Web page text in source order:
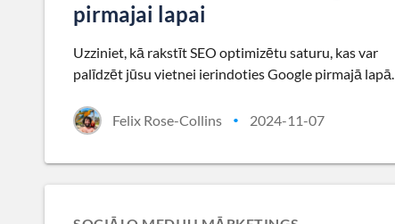
pirmajai lapai
Uzziniet, kā rakstīt SEO optimizētu saturu, kas var
palīdzēt jūsu vietnei ierindoties Google pirmajā lapā.
Felix Rose-Collins • 2024-11-07